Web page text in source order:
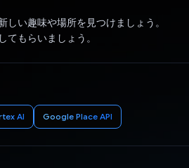
い趣味や場所を見つけましょう。
もらいましょう。
AI Google Place API